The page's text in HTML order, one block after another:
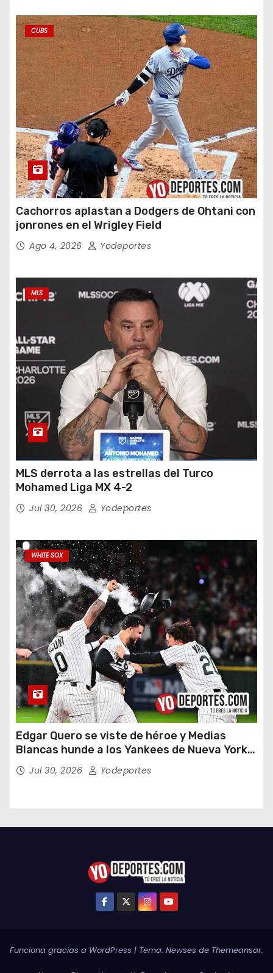
CUBS
Cachorros aplastan a Dodgers de Ohtani con
jonrones en el Wrigley Field
Ago 4, 2026 Yodeportes
MLS
MLS derrota a las estrellas del Turco
Mohamed Liga MX 4-2
Jul 30, 2026 Yodeportes
WHITE SOX
Edgar Quero se viste de héroe y Medias
Blancas hunde a los Yankees de Nueva York
en doce entradas
Jul 30, 2026 Yodeportes
Funciona gracias a WordPress | Tema: Newses de Themeansar.